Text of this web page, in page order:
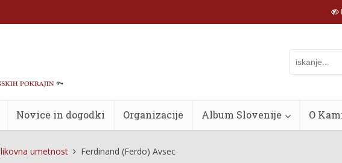
Novice in dogodki Organizacije Album Slovenije O
likovna umetnost Ferdinand (Ferdo) Avsec